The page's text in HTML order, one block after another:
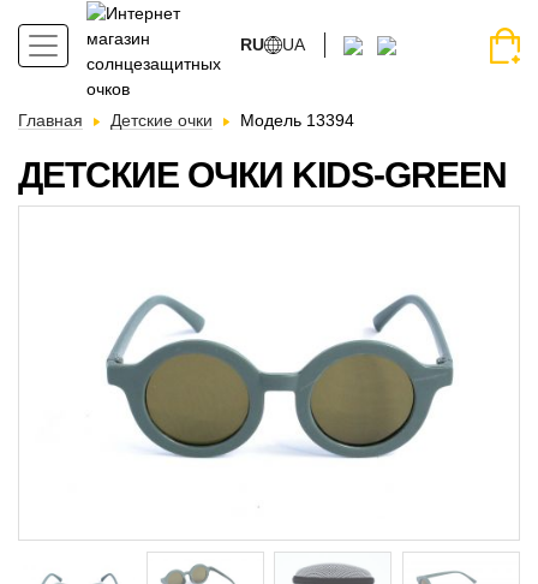
RU UA
Главная Детские очки Модель 13394
ДЕТСКИЕ ОЧКИ KIDS-GREEN